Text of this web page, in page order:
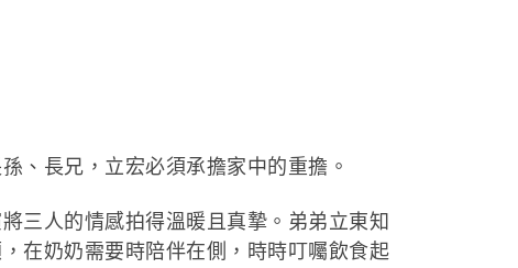
、長兄，立宏必須承擔家中的重擔。
人的情感拍得溫暖且真摯。弟弟立東知
在奶奶需要時陪伴在側，時時叮囑飲食起